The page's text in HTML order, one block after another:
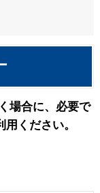
場合に、必要で
ください。